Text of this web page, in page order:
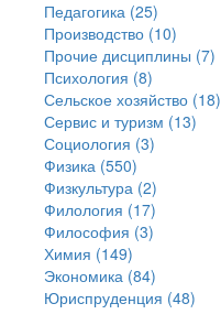
Педагогика (25)
Производство (10)
Прочие дисциплины (7)
Психология (8)
Сельское хозяйство (18)
Сервис и туризм (13)
Социология (3)
Физика (550)
Физкультура (2)
Филология (17)
Философия (3)
Химия (149)
Экономика (84)
Юриспруденция (48)